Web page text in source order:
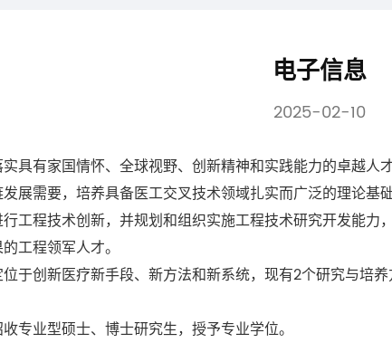
电子信息
2025-02-10
有家国情怀、全球视野、创新精神和实践能力的卓越人
展需要，培养具备医工交叉技术领域扎实而广泛的理论
工程技术创新，并规划和组织实施工程技术研究开发能
工程领军人才。
创新医疗新手段、新方法和新系统，现有2个研究与培
业型硕士、博士研究生，授予专业学位。